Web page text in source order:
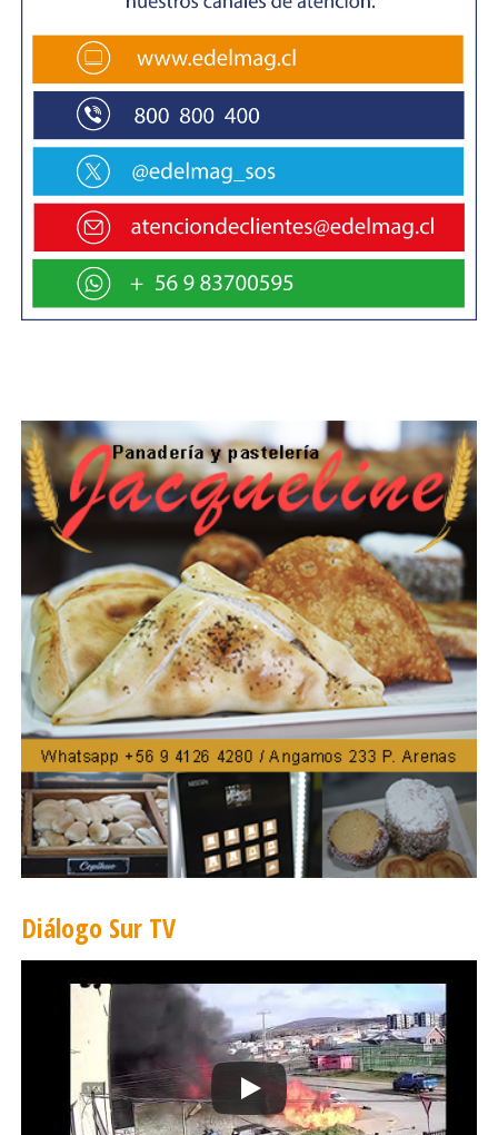
obtener resultados positivos, en línea con
nuestras proyecciones para este año, pese al
alto nivel de volatilidad de la industria y el
complicado escenario mundial.
Este desempeño va en línea con nuestro Plan
Estratégico de proyectar a ENAP como una
empresa clave para el desarrollo de Chile y un
actor relevante de la industria energética”.
Diálogo Sur TV